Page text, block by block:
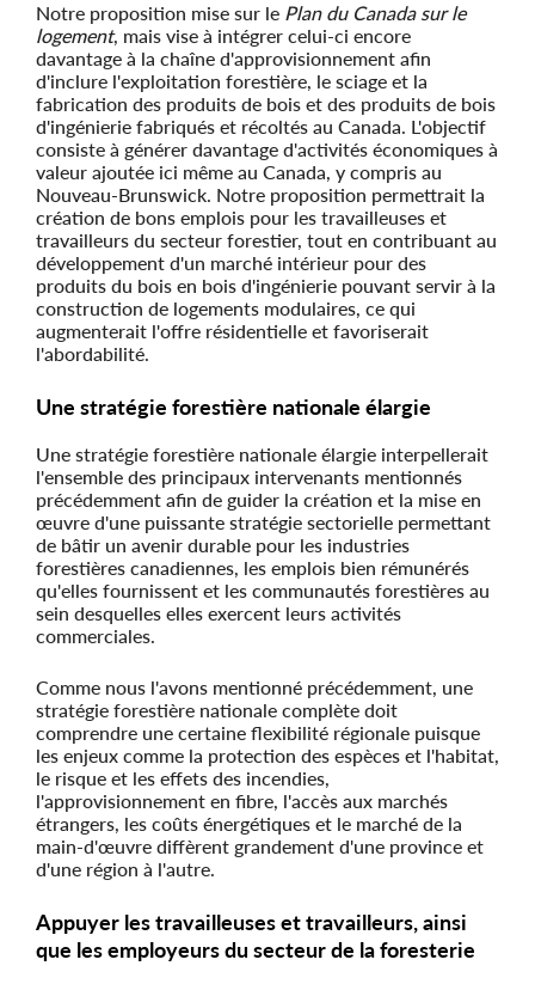
Notre proposition mise sur le Plan du Canada sur le
logement, mais vise à intégrer celui-ci encore
davantage à la chaîne d'approvisionnement afin
d'inclure l'exploitation forestière, le sciage et la
fabrication des produits de bois et des produits de bois
d'ingénierie fabriqués et récoltés au Canada. L'objectif
consiste à générer davantage d'activités économiques à
valeur ajoutée ici même au Canada, y compris au
Nouveau-Brunswick. Notre proposition permettrait la
création de bons emplois pour les travailleuses et
travailleurs du secteur forestier, tout en contribuant au
développement d'un marché intérieur pour des
produits du bois en bois d'ingénierie pouvant servir à la
construction de logements modulaires, ce qui
augmenterait l'offre résidentielle et favoriserait
l'abordabilité.
Une stratégie forestière nationale élargie
Une stratégie forestière nationale élargie interpellerait
l'ensemble des principaux intervenants mentionnés
précédemment afin de guider la création et la mise en
œuvre d'une puissante stratégie sectorielle permettant
de bâtir un avenir durable pour les industries
forestières canadiennes, les emplois bien rémunérés
qu'elles fournissent et les communautés forestières au
sein desquelles elles exercent leurs activités
commerciales.
Comme nous l'avons mentionné précédemment, une
stratégie forestière nationale complète doit
comprendre une certaine flexibilité régionale puisque
les enjeux comme la protection des espèces et l'habitat,
le risque et les effets des incendies,
l'approvisionnement en fibre, l'accès aux marchés
étrangers, les coûts énergétiques et le marché de la
main-d'œuvre diffèrent grandement d'une province et
d'une région à l'autre.
Appuyer les travailleuses et travailleurs, ainsi
que les employeurs du secteur de la foresterie